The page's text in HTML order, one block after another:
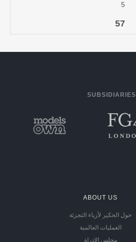
5
57
SUBSIDIARIES
ABOUT US
حول الحكير لأزياء التجزئة
العمليات العالمية
مجلس الإدراة